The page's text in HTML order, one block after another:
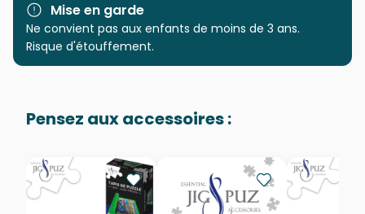
Catégorie
48.000 pièces)
Provenance Puzzles fabriqués en France
EAN 4005556174478
Mise en garde
Ne convient pas aux enfants de moins de 3 ans.
Risque d'étouffement.
Pensez aux accessoires :